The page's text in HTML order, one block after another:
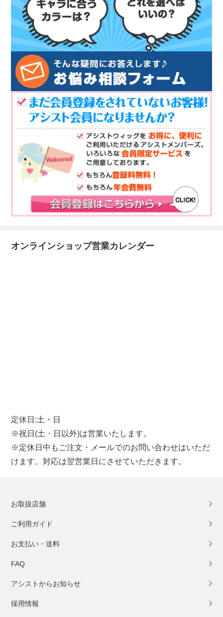
オンラインショップ営業カレンダー
定休日:土・日
※祝日(土・日以外)は営業いたします。
※定休日中もご注文・メールでのお問い合わせはいただ
けます。対応は翌営業日にさせていただきます。
お取扱店舗
ご利用ガイド
お支払い・送料
FAQ
アシストからお知らせ
採用情報